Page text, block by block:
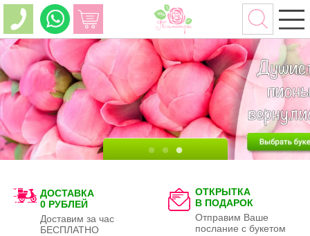
ДОСТАВКА
0 РУБЛЕЙ
Доставим за час
БЕСПЛАТНО
ОТКРЫТКА
В ПОДАРОК
Отправим Ваше
послание с букетом